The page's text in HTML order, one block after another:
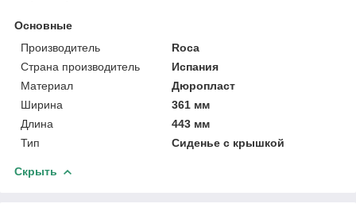
Основные
Производитель
Roca
Страна производитель
Испания
Материал
Дюропласт
Ширина
361 мм
Длина
443 мм
Тип
Сиденье с крышкой
Скрыть